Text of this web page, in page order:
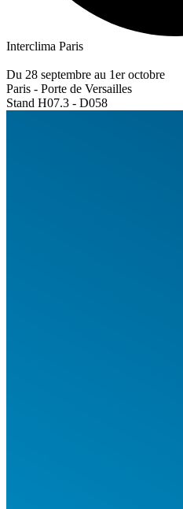
Interclima Paris
Du 28 septembre au 1er octobre
Paris - Porte de Versailles
Stand H07.3 - D058